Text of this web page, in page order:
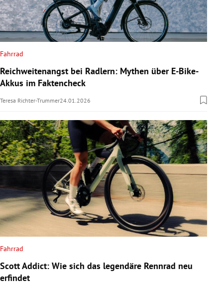
Fahrrad
Reichweitenangst bei Radlern: Mythen über E-Bike-
Akkus im Faktencheck
Teresa Richter-Trummer24.01.2026
Fahrrad
Scott Addict: Wie sich das legendäre Rennrad neu
erfindet